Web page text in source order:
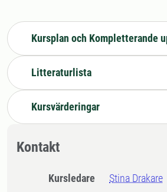
Kursplan och Kompletterande
Litteraturlista
Kursvärderingar
Kontakt
Kursledare Stina Drakare